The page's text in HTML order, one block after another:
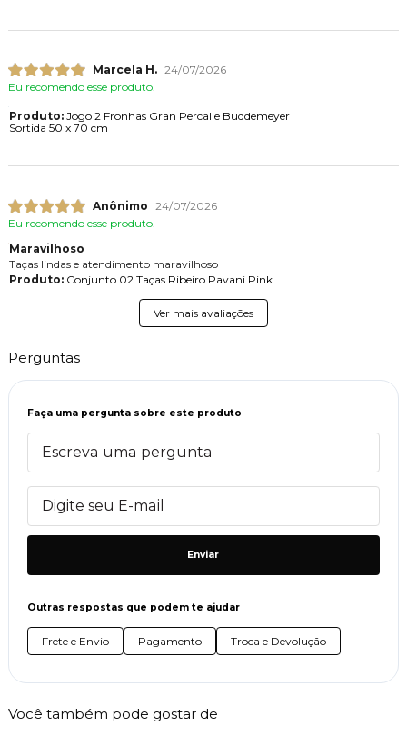
Marcela H. 24/07/2026
Eu recomendo esse produto.
Produto:Jogo 2 Fronhas Gran Percalle Buddemeyer
Sortida 50 x 70 cm
Anônimo 24/07/2026
Eu recomendo esse produto.
Maravilhoso
Taças lindas e atendimento maravilhoso
Produto:Conjunto 02 Taças Ribeiro Pavani Pink
Ver mais avaliações
Perguntas
Faça uma pergunta sobre este produto
Enviar
Outras respostas que podem te ajudar
Frete e Envio Pagamento Troca e Devolução
Você também pode gostar de